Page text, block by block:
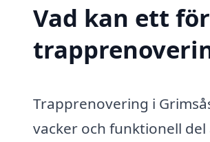
Vad kan ett
Trapprenovering i
vacker och funktionell